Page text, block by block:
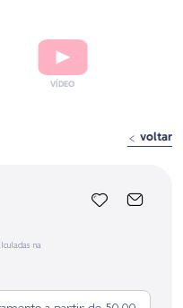
voltar
na